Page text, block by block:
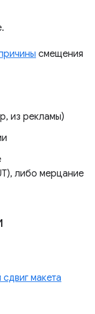
смещения
из рекламы)
либо мерцание
макета